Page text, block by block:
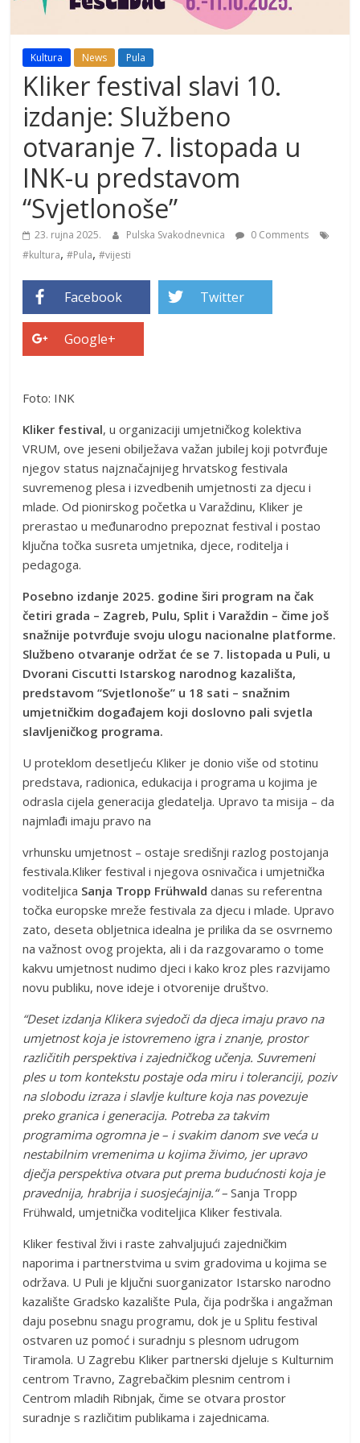
Kultura News Pula
Kliker festival slavi 10.
izdanje: Službeno
otvaranje 7. listopada u
INK-u predstavom
“Svjetlonoše”
23. rujna 2025. Pulska Svakodnevnica
0 Comments
#kultura,#Pula,#vijesti
Facebook Twitter
Google+
Foto: INK
Kliker festival, u organizaciji umjetničkog kolektiva
VRUM, ove jeseni obilježava važan jubilej koji potvrđuje
njegov status najznačajnijeg hrvatskog festivala
suvremenog plesa i izvedbenih umjetnosti za djecu i
mlade. Od pionirskog početka u Varaždinu, Kliker je
prerastao u međunarodno prepoznat festival i postao
ključna točka susreta umjetnika, djece, roditelja i
pedagoga.
Posebno izdanje 2025. godine širi program na čak
četiri grada – Zagreb, Pulu, Split i Varaždin – čime još
snažnije potvrđuje svoju ulogu nacionalne platforme.
Službeno otvaranje održat će se 7. listopada u Puli, u
Dvorani Ciscutti Istarskog narodnog kazališta,
predstavom “Svjetlonoše” u 18 sati – snažnim
umjetničkim događajem koji doslovno pali svjetla
slavljeničkog programa.
U proteklom desetljeću Kliker je donio više od stotinu
predstava, radionica, edukacija i programa u kojima je
odrasla cijela generacija gledatelja. Upravo ta misija – da
najmlađi imaju pravo na
vrhunsku umjetnost – ostaje središnji razlog postojanja
festivala.Kliker festival i njegova osnivačica i umjetnička
voditeljica Sanja Tropp Frühwald danas su referentna
točka europske mreže festivala za djecu i mlade. Upravo
zato, deseta obljetnica idealna je prilika da se osvrnemo
na važnost ovog projekta, ali i da razgovaramo o tome
kakvu umjetnost nudimo djeci i kako kroz ples razvijamo
novu publiku, nove ideje i otvorenije društvo.
“Deset izdanja Klikera svjedoči da djeca imaju pravo na
umjetnost koja je istovremeno igra i znanje, prostor
različitih perspektiva i zajedničkog učenja. Suvremeni
ples u tom kontekstu postaje oda miru i toleranciji, poziv
na slobodu izraza i slavlje kulture koja nas povezuje
preko granica i generacija. Potreba za takvim
programima ogromna je – i svakim danom sve veća u
nestabilnim vremenima u kojima živimo, jer upravo
dječja perspektiva otvara put prema budućnosti koja je
pravednija, hrabrija i suosjećajnija.“ – Sanja Tropp
Frühwald, umjetnička voditeljica Kliker festivala.
Kliker festival živi i raste zahvaljujući zajedničkim
naporima i partnerstvima u svim gradovima u kojima se
održava. U Puli je ključni suorganizator Istarsko narodno
kazalište Gradsko kazalište Pula, čija podrška i angažman
daju posebnu snagu programu, dok je u Splitu festival
ostvaren uz pomoć i suradnju s plesnom udrugom
Tiramola. U Zagrebu Kliker partnerski djeluje s Kulturnim
centrom Travno, Zagrebačkim plesnim centrom i
Centrom mladih Ribnjak, čime se otvara prostor
suradnje s različitim publikama i zajednicama.